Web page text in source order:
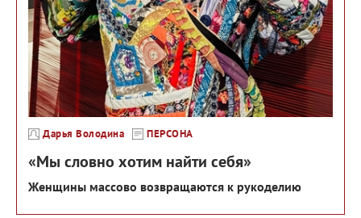
Дарья Володина ПЕРСОНА
«Мы словно хотим найти себя»
Женщины массово возвращаются к рукоделию